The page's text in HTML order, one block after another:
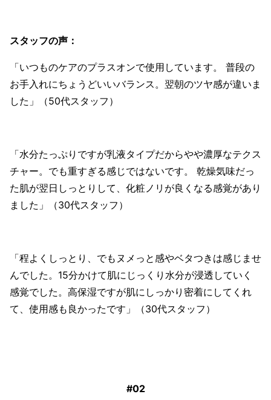
スタッフの声：
「いつものケアのプラスオンで使用しています。 普段の
お手入れにちょうどいいバランス。翌朝のツヤ感が違いま
した」（50代スタッフ）
「水分たっぷりですが乳液タイプだからやや濃厚なテクス
チャー。でも重すぎる感じではないです。 乾燥気味だっ
た肌が翌日しっとりして、化粧ノリが良くなる感覚があり
ました」（30代スタッフ）
「程よくしっとり、でもヌメっと感やベタつきは感じませ
んでした。15分かけて肌にじっくり水分が浸透していく
感覚でした。高保湿ですが肌にしっかり密着にしてくれ
て、使用感も良かったです」（30代スタッフ）
#02